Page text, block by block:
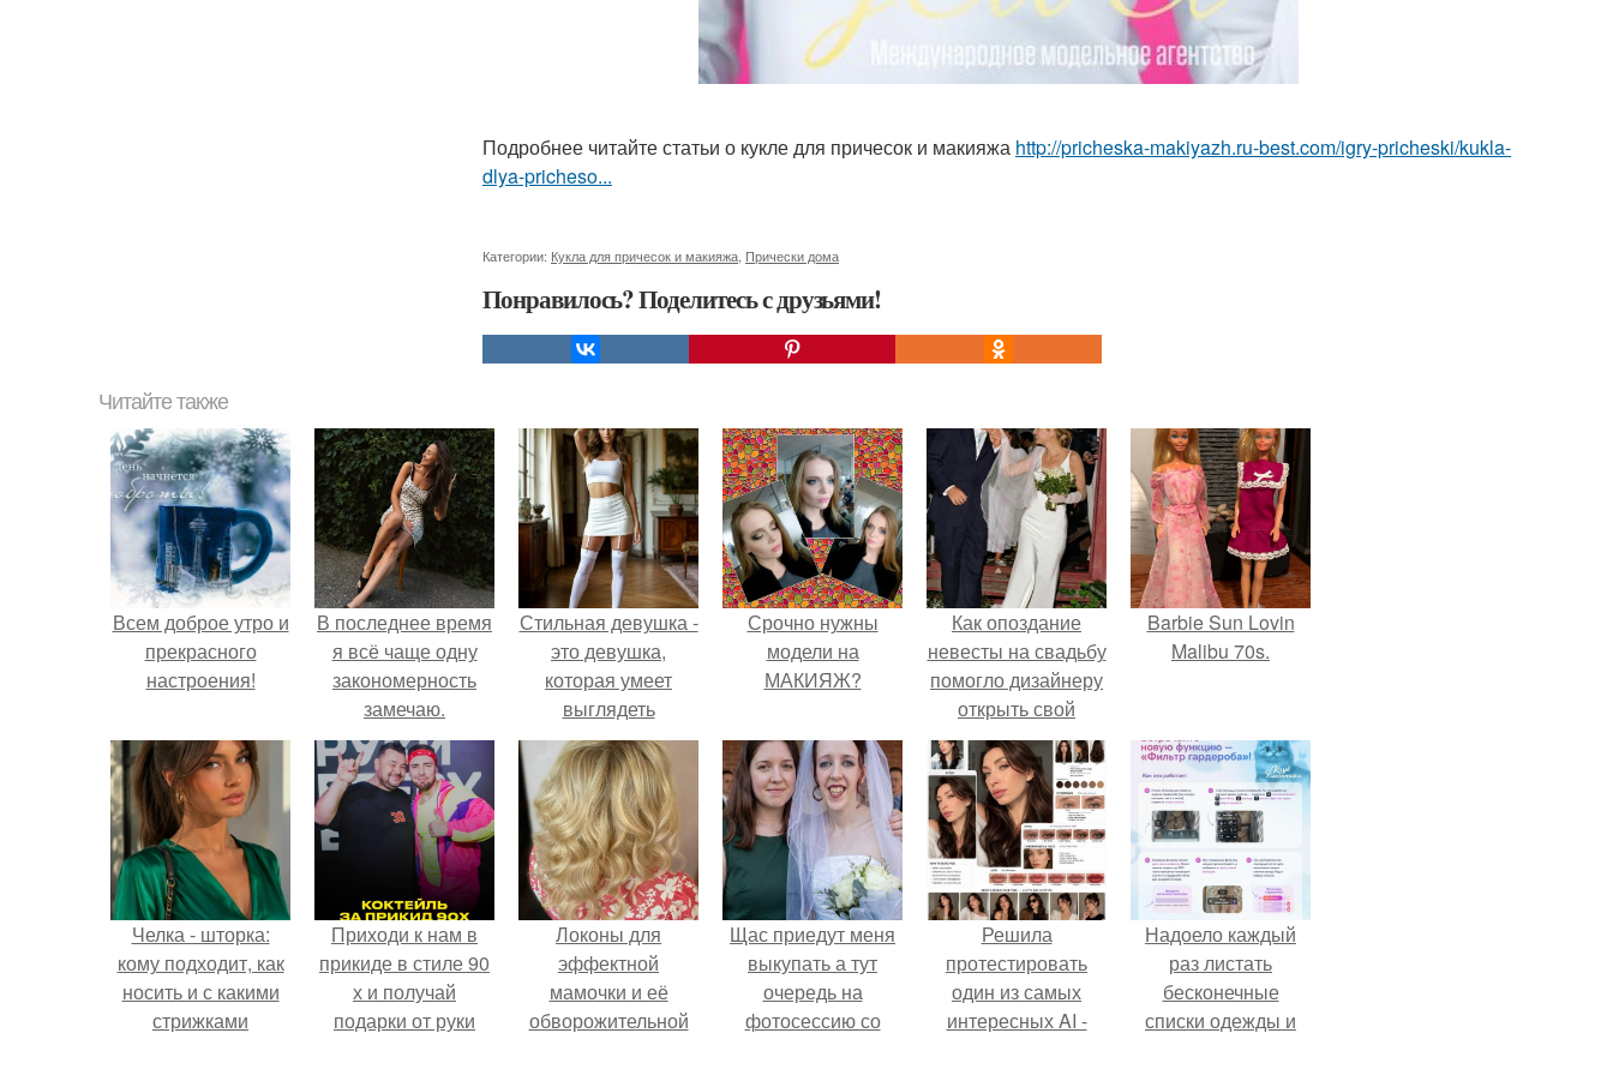
Подробнее читайте статьи о кукле для причесок и макияжа http://pricheska-makiyazh.ru-best.com/igry-pricheski/kukla-
dlya-pricheso...
Категории: Кукла для причесок и макияжа, Прически дома
Понравилось? Поделитесь с друзьями!
Читайте также
Всем доброе утро и
прекрасного
настроения!
В последнее время
я всё чаще одну
закономерность
замечаю.
Стильная девушка -
это девушка,
которая умеет
выглядеть
привлекательно и
элегантно в любои
ситуации.
Срочно нужны
модели на
МАКИЯЖ?
Как опоздание
невесты на свадьбу
помогло дизайнеру
открыть свой
бренд.
Barbie Sun Lovin
Malibu 70s.
Челка - шторка:
кому подходит, как
носить и с какими
стрижками
Приходи к нам в
прикиде в стиле 90
х и получай
подарки от руки
Локоны для
эффектной
мамочки и её
обворожительной
Щас приедут меня
выкупать а тут
очередь на
фотосессию со
Решила
протестировать
один из самых
интересных AI -
Надоело каждый
раз листать
бесконечные
списки одежды и